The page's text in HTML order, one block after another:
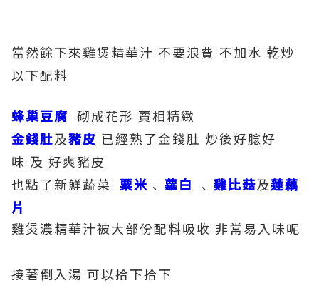
當然餘下來雞煲精華汁 不要浪費 不加水 乾炒
以下配料
蜂巢豆腐 砌成花形 賣相精緻
金錢肚及豬皮 已經熟了金錢肚 炒後好腍好
味 及 好爽豬皮
也點了新鮮蔬菜
粟米 ､ 蘿白 ､ 雞比菇及蓮藕
片
雞煲濃精華汁被大部份配料吸收 非常易入味呢
接著倒入湯 可以拾下拾下